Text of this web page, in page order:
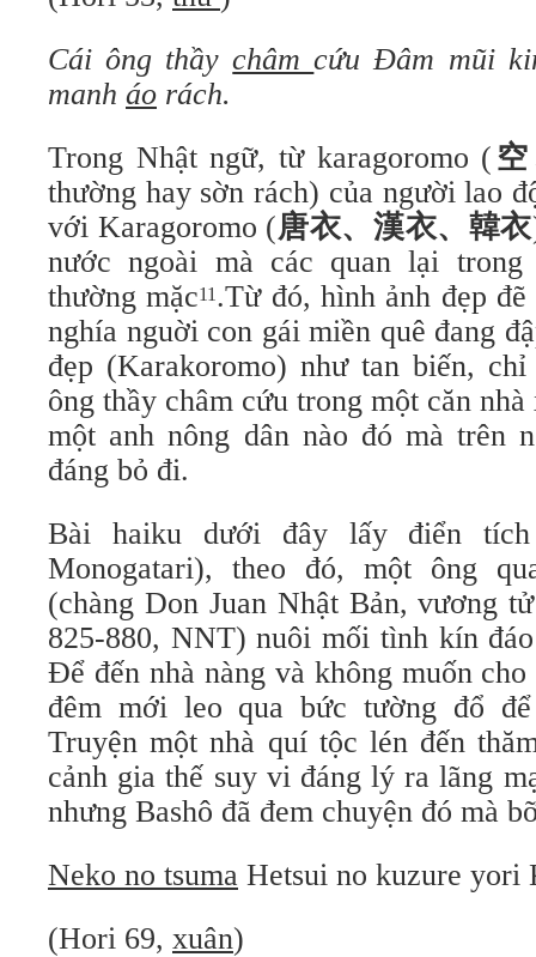
Cái ông thầychâmcứu Đâm mũi
manh áo rách.
Trong Nhật ngữ, từ karagoromo (
thường hay sờn rách) của người lao
với Karagoromo (唐衣、漢衣、韓衣
nước ngoài mà các quan lại
thường mặc11.Từ đó, hình ảnh đẹp
nghía nguời con gái miền quê đang
đẹp (Karakoromo) như tan biến,
ông thầy châm cứu trong một căn
một anh nông dân nào đó mà trên
đáng bỏ đi.
Bài haiku dưới đây lấy điển
Monogatari), theo đó, một ông
(chàng Don Juan Nhật Bản, vương
825-880, NNT) nuôi mối tình kín
Để đến nhà nàng và không muốn
đêm mới leo qua bức tường đổ
Truyện một nhà quí tộc lén đến
cảnh gia thế suy vi đáng lý ra lãng
nhưng Bashô đã đem chuyện đó mà
Neko no tsuma Hetsui no kuzure yori
(Hori 69, xuân)